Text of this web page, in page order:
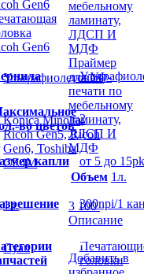
Ультрафиолетовые
Konica Minolta,
Ricoh Gen5, Ricoh
Gen6, Toshiba
CE4M
1л.
Cyan
Gen6
во цветов
2
капли от 5 до
300npi/1
головки
Праймер
для УФ-
печати по
мебельному
ламинату,
ЛДСП И
МДФ
Объем 1л.
3 100
Описание
Добавить в